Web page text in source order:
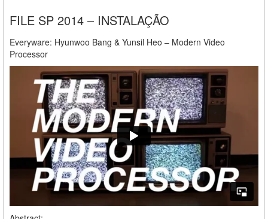
FILE SP 2014 – INSTALAÇÃO
Everyware: Hyunwoo Bang & Yunsil Heo – Modern Video
Processor